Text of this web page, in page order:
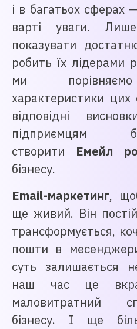
і в багатьох сферах
варті уваги.
показувати
робить їх лідерами
ми
характеристики цих
відповідні
підприємцям
створити Емейл
бізнесу.
Email-маркетинг,
ще живий. Він
трансформується,
пошти в
суть залишається
наш час це
маловитратний
бізнесу. І ще